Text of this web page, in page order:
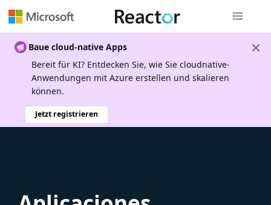
Baue cloud-native Apps
Bereit für KI? Entdecken Sie, wie Sie cloudnative-
Anwendungen mit Azure erstellen und skalieren
können.
Jetzt registrieren